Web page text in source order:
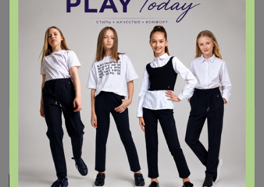
Чтобы написать комментарий необходимо
авторизоваться на сайте!
Это займет меньше минуты
Войти Зарегистрироваться